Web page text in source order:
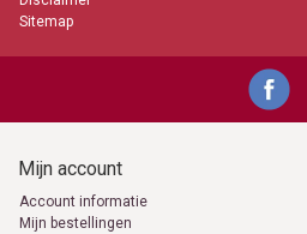
Sitemap
Mijn account
Account informatie
Mijn bestellingen